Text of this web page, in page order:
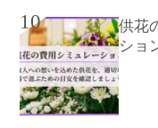
10
供花
ショ